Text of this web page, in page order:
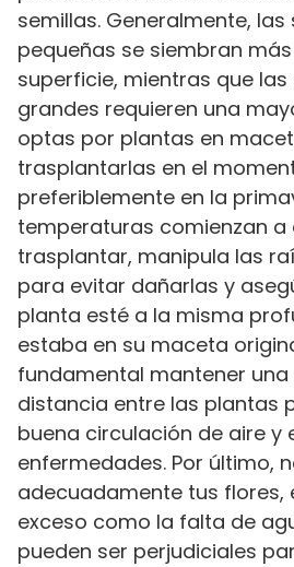
semillas. Generalmente,
pequeñas se siembran
superficie, mientras que
grandes requieren una
optas por plantas en
trasplantarlas en el
preferiblemente en la
temperaturas comienzan a
trasplantar, manipula las
para evitar dañarlas y
planta esté a la misma
estaba en su maceta
fundamental mantener
distancia entre las plantas
buena circulación de aire y
enfermedades. Por último,
adecuadamente tus flores,
exceso como la falta de
pueden ser perjudiciales